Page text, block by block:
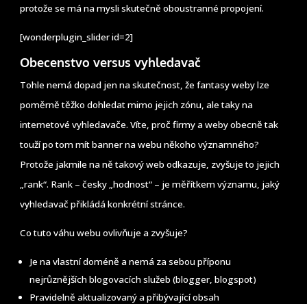
protože se má na mysli skutečně oboustranné propojení.
[wonderplugin_slider id=2]
Obecenstvo versus vyhledavač
Tohle nemá dopad jen na skutečnost, že fantasy weby lze
poměrně těžko dohledat mimo jejich zónu, ale taky na
internetové vyhledavače. Víte, proč firmy a weby obecně tak
touží po tom mít banner na webu někoho významného?
Protože jakmile na ně takový web odkazuje, zvyšuje to jejich
„rank“. Rank – česky „hodnost“ – je měřítkem významu, jaký
vyhledavač přikládá konkrétní stránce.
Co tuto váhu webu ovlivňuje a zvyšuje?
Je na vlastní doméně a nemá za sebou příponu
nejrůznějších blogovacích služeb (blogger, blogspot)
Pravidelně aktualizovaný a přibývající obsah